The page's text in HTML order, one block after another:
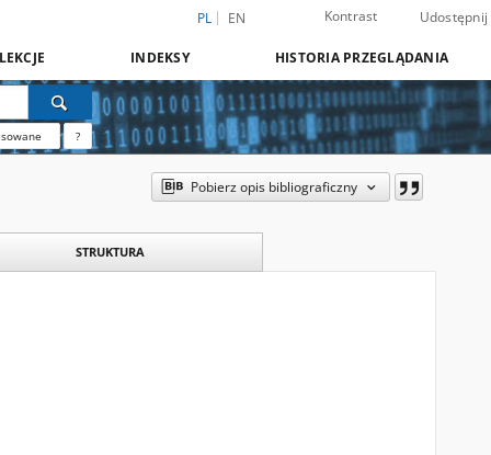
PL EN Kontrast Udostępnij
INDEKSY HISTORIA PRZEGLĄDANIA
?
Pobierz opis bibliograficzny
STRUKTURA